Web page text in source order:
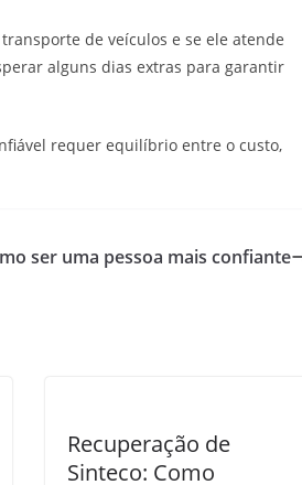
de veículos e se ele atende
alguns dias extras para garantir
requer equilíbrio entre o custo,
ser uma pessoa mais confiante
Recuperação de
Sinteco: Como